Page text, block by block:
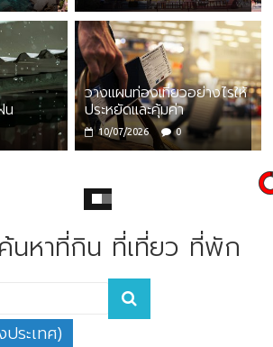
น
วางแผนท่องเที่ยวอย่างไรให้
ประหยัดและคุ้มค่า
10/07/2026 0
นหาที่กิน ที่เที่ยว ที่พัก
ระเทศ)